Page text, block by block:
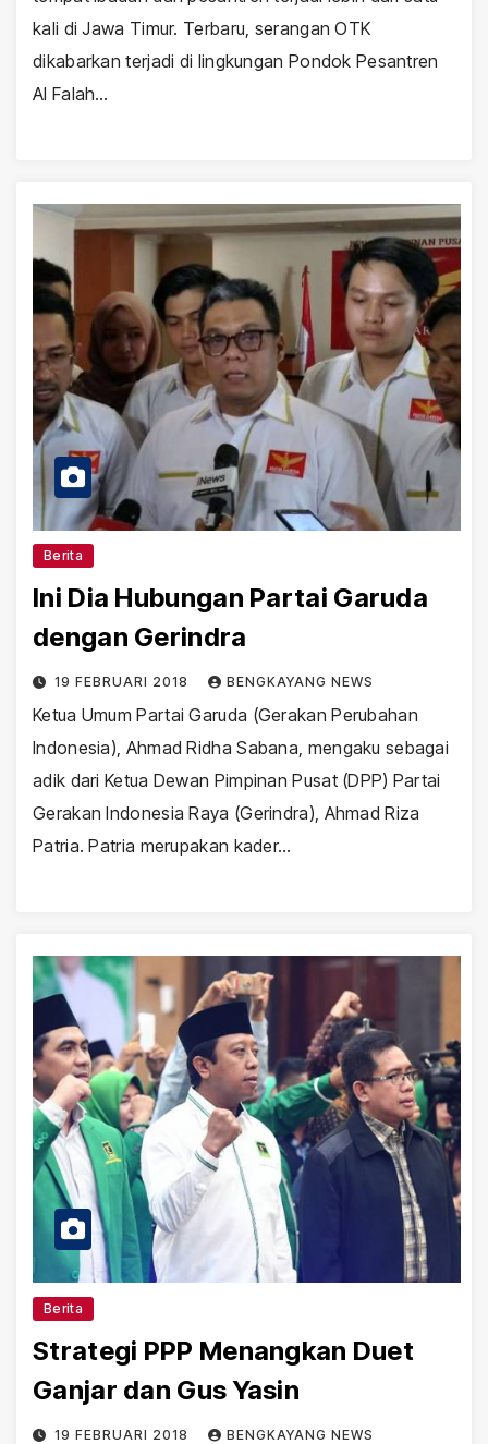
kali di Jawa Timur. Terbaru, serangan OTK
dikabarkan terjadi di lingkungan Pondok Pesantren
Al Falah…
Berita
Ini Dia Hubungan Partai Garuda
dengan Gerindra
19 FEBRUARI 2018 BENGKAYANG NEWS
Ketua Umum Partai Garuda (Gerakan Perubahan
Indonesia), Ahmad Ridha Sabana, mengaku sebagai
adik dari Ketua Dewan Pimpinan Pusat (DPP) Partai
Gerakan Indonesia Raya (Gerindra), Ahmad Riza
Patria. Patria merupakan kader…
Berita
Strategi PPP Menangkan Duet
Ganjar dan Gus Yasin
19 FEBRUARI 2018 BENGKAYANG NEWS